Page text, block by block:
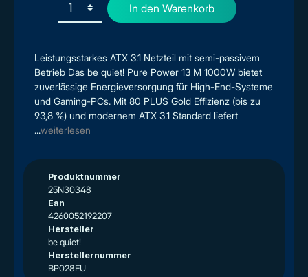
Leistungsstarkes ATX 3.1 Netzteil mit semi-passivem
Betrieb Das be quiet! Pure Power 13 M 1000W bietet
zuverlässige Energieversorgung für High-End-Systeme
und Gaming-PCs. Mit 80 PLUS Gold Effizienz (bis zu
93,8 %) und modernem ATX 3.1 Standard liefert
...weiterlesen
Produktnummer
25N30348
Ean
4260052192207
Hersteller
be quiet!
Herstellernummer
BP028EU
In den Warenkorb